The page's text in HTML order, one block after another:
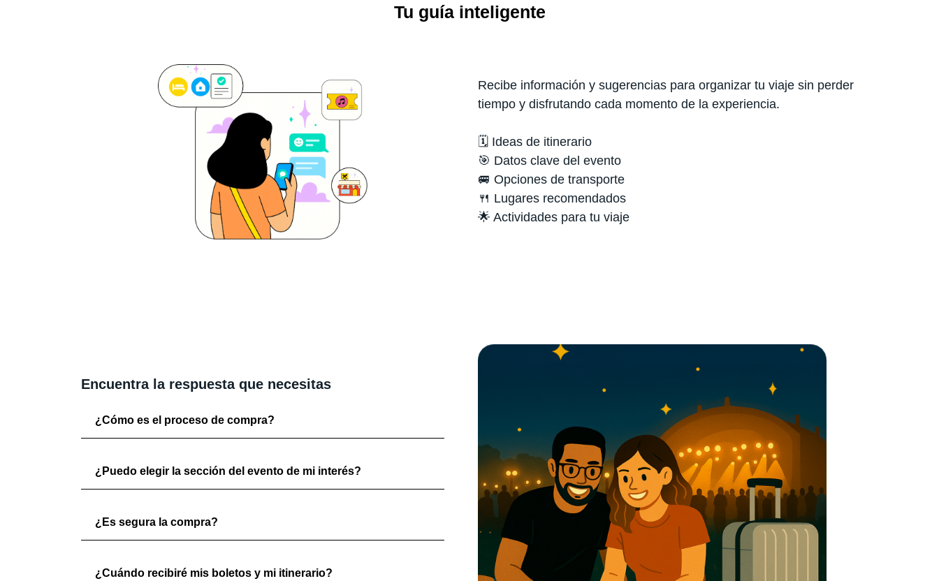
Tu guía inteligente
Recibe información y sugerencias para organizar tu viaje sin perder
tiempo y disfrutando cada momento de la experiencia.
🗓️ Ideas de itinerario
🎯 Datos clave del evento
🚐 Opciones de transporte
🍴 Lugares recomendados
🌟 Actividades para tu viaje
Encuentra la respuesta que necesitas
¿Cómo es el proceso de compra?
¿Puedo elegir la sección del evento de mi interés?
¿Es segura la compra?
¿Cuándo recibiré mis boletos y mi itinerario?